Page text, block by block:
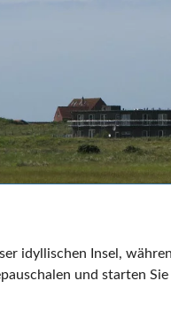
idyllischen Insel,
und starten